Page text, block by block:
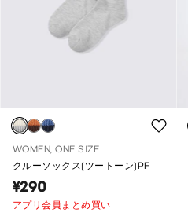
WOMEN, ONE SIZE
クルーソックス(ツートーン)PF
¥290
アプリ会員まとめ買い